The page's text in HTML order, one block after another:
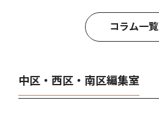
コラム一覧
中区・西区・南区編集室